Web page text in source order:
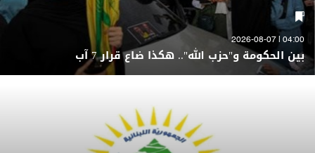
04:00 | 2026-08-07
بين الحكومة و"حزب الله".. هكذا ضاع قرار 7 آب